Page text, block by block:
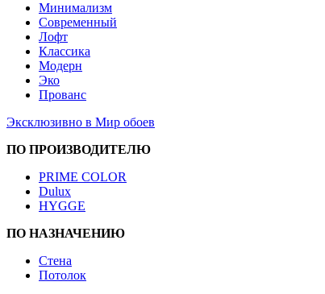
Минимализм
Современный
Лофт
Классика
Модерн
Эко
Прованс
Эксклюзивно в Мир обоев
ПО ПРОИЗВОДИТЕЛЮ
PRIME COLOR
Dulux
HYGGE
ПО НАЗНАЧЕНИЮ
Стена
Потолок